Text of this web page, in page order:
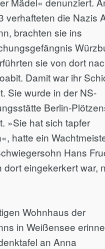
verhafteten die Nazis
brachten sie ins
sie von dort
Damit war ihr
Sie wurde in der NS-
Berlin-
»Sie hat sich tapfer
hatte ein
Hans
dort eingekerkert war,
Wohnhaus der
in Weißensee
an Anna